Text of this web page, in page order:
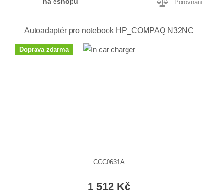
na eshopu
Porovnání
Autoadaptér pro notebook HP_COMPAQ N32NC
Doprava zdarma
CCC0631A
1 512 Kč